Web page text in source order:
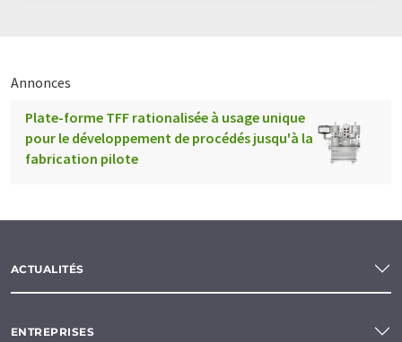
Annonces
Plate-forme TFF rationalisée à usage unique
pour le développement de procédés jusqu'à la
fabrication pilote
ACTUALITÉS
ENTREPRISES